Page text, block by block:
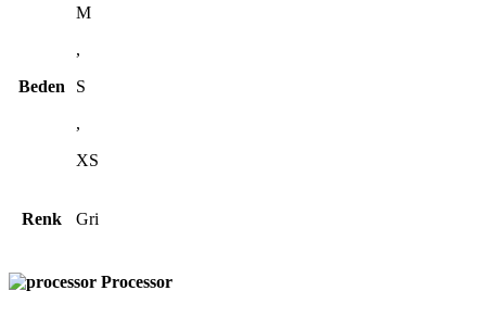
Beden
M
,
S
,
XS
Renk Gri
Processor